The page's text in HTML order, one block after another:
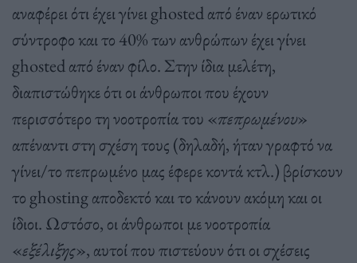
αναφέρει ότι έχει γίνει ghosted από έναν ερωτικό
σύντροφο και το 40% των ανθρώπων έχει γίνει
ghosted από έναν φίλο. Στην ίδια μελέτη,
διαπιστώθηκε ότι οι άνθρωποι που έχουν
περισσότερο τη νοοτροπία του «πεπρωμένου»
απέναντι στη σχέση τους (δηλαδή, ήταν γραφτό να
γίνει/το πεπρωμένο μας έφερε κοντά κτλ.) βρίσκουν
το ghosting αποδεκτό και το κάνουν ακόμη και οι
ίδιοι. Ωστόσο, οι άνθρωποι με νοοτροπία
«εξέλιξης», αυτοί που πιστεύουν ότι οι σχέσεις